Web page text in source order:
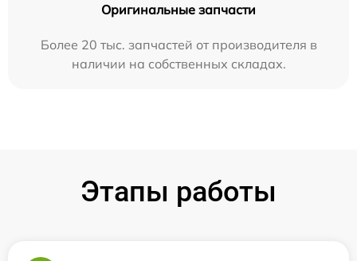
Оригинальные запчасти
Более 20 тыс. запчастей от производителя в
наличии на собственных складах.
Этапы работы